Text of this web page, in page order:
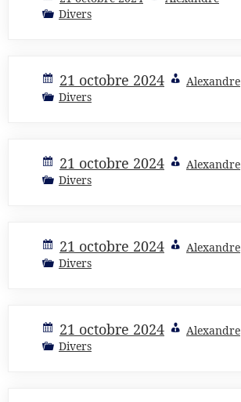
Divers
21 octobre 2024
Alexandre
Divers
21 octobre 2024
Alexandre
Divers
21 octobre 2024
Alexandre
Divers
21 octobre 2024
Alexandre
Divers